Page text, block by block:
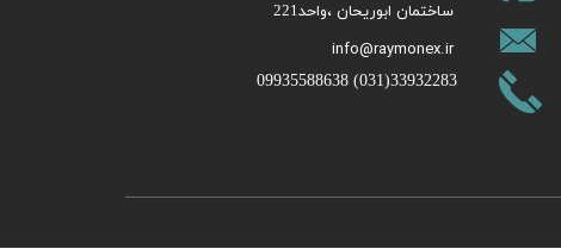
info@raymonex.ir
ساختمان ابوریحان ،واحد221​​​​​​​
​33932283(031) 09935588638